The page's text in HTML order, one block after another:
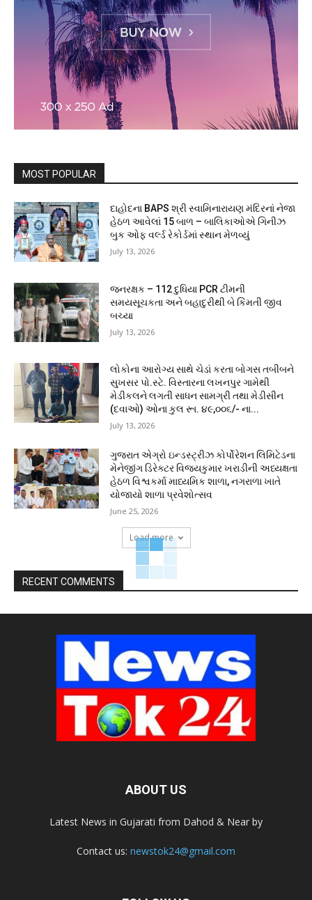
MOST POPULAR
દાહોદના BAPS શ્રી સ્વામિનારાયણ મંદિરનાં નેજા
હેઠળ આવેલાં 15 બાળ – બાલિકાઓએ ગિનીઝ
બુક ઓફ વર્લ્ડ રેકોર્ડમાં સ્થાન મેળવ્યું
July 13, 2026
જનરક્ષક – 112 દુધિયા PCR ટીમની
સમયસૂચકતા અને બહાદુરીથી બે કિંમતી જીવ
બચ્યા
July 13, 2026
લોકોના આરોગ્ય સાથે ચેડાં કરતા બોગસ તબીબને
સુખસર પો.સ્ટે. વિસ્તારના લખનપુર ગામેથી
મેડીકલને લગતી સાધન સામગ્રી તથા મેડીસીન
(દવાઓ) ઓના કુલ રૂા. ૪૯,૦૦૬/- ના...
July 13, 2026
ગુજરાત એગ્રો ઇન્ડસ્ટ્રીઝ કોર્પોરેશન લિમિટેડના
મેનેજીંગ ડિરેક્ટર વિજયકુમાર ખરાડીની અધ્યક્ષતા
હેઠળ વિશ્વકર્મા માધ્યમિક શાળા, નગરાળા ખાતે
યોજાયો શાળા પ્રવેશોત્સવ
June 25, 2026
Load more
RECENT COMMENTS
ABOUT US
Latest News in Gujarati from Dahod & Near by
Contact us: newstok24@gmail.com